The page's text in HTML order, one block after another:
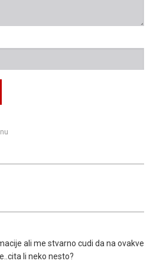
ali me stvarno cudi da na ovakve
li neko nesto?